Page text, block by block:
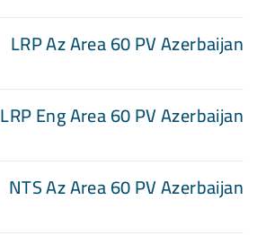
LRP Az Area 60 PV Azerbaijan
LRP Eng Area 60 PV Azerbaijan
NTS Az Area 60 PV Azerbaijan